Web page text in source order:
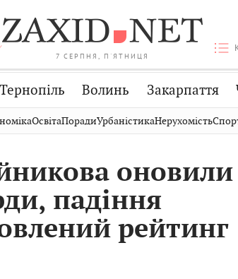
7 СЕРПНЯ, П'ЯТНИЦЯ
Тернопіль Волинь Закарпаття
Стрий
Хмельницький
Публікації
Кіно
Дім
ОсвітаПорадиУрбаністикаНерухомість
оновили
падіння
рейтинг